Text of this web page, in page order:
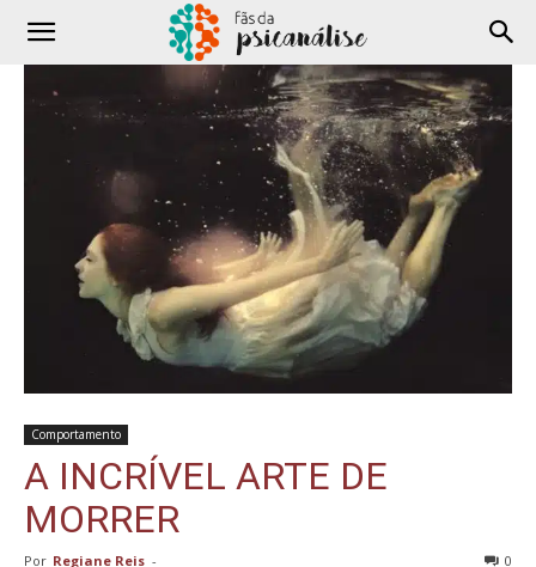
Comportamento
A INCRÍVEL ARTE DE
MORRER
Por Regiane Reis - 0